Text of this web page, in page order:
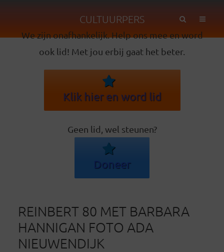
CULTUURPERS
We zijn onafhankelijk. Help ons mee en word
ook lid! Met jou erbij gaat het beter.
Klik hier en word lid
Geen lid, wel steunen?
Doneer
REINBERT 80 MET BARBARA
HANNIGAN FOTO ADA
NIEUWENDIJK